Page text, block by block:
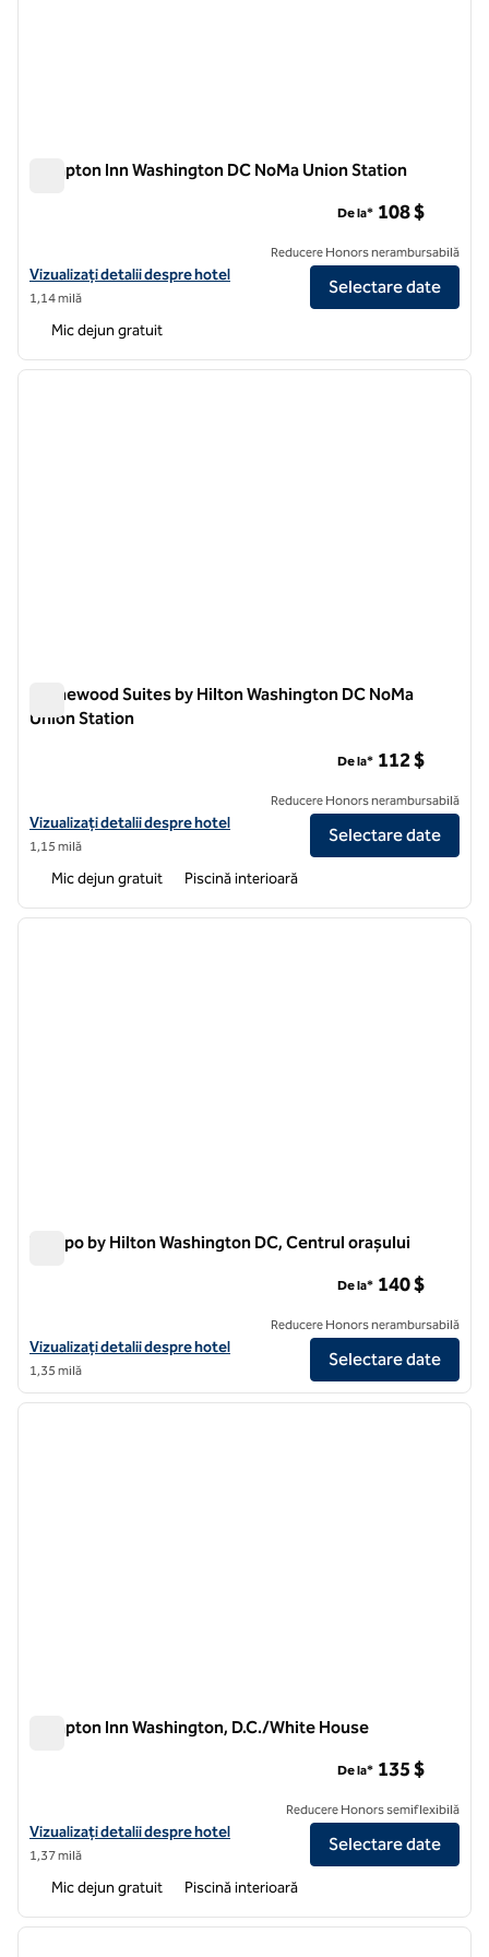
Hampton Inn Washington DC NoMa Union Station
Vizualizați detaliile hotelului pentru stația Hampton Inn Washington
Vizualizați detalii despre hotel
1,14 milă
De la* 108 $
Reducere Honors nerambursabilă
Selectare date
Mic dejun gratuit
1 din 12
Homewood Suites by Hilton Washington DC NoMa
Union Station
Vizualizați detaliile hotelului pentru Homewood Suites by Hilton
Vizualizați detalii despre hotel
1,15 milă
De la* 112 $
Reducere Honors nerambursabilă
Selectare date
Mic dejun gratuit Piscină interioară
1 din 12
Tempo by Hilton Washington DC, Centrul orașului
Vizualizați detaliile hotelului pentru Tempo by Hilton Washington
Vizualizați detalii despre hotel
1,35 milă
De la* 140 $
Reducere Honors nerambursabilă
Selectare date
1/12
1 din 12
Hampton Inn Washington, D.C./White House
Vizualizați detaliile hotelului pentru Hampton Inn Washington, D.C./
Vizualizați detalii despre hotel
1,37 milă
De la* 135 $
Reducere Honors semiflexibilă
Selectare date
Mic dejun gratuit Piscină interioară
1 din 12